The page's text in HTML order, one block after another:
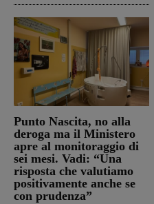
Punto Nascita, no alla
deroga ma il Ministero
apre al monitoraggio di
sei mesi. Vadi: “Una
risposta che valutiamo
positivamente anche se
con prudenza”